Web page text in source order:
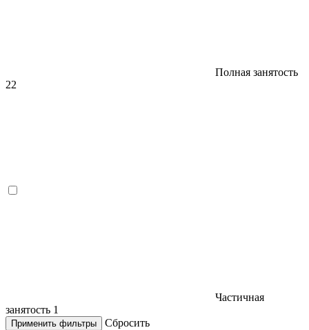
Полная занятость
22
Частичная
занятость 1
Применить фильтры
Сбросить